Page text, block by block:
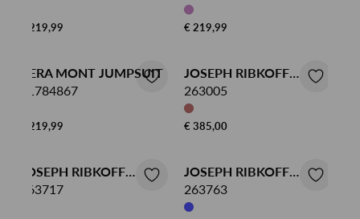
€ 219,99 € 219,99
VERA MONT JUMPSUIT
01784867
€ 219,99
JOSEPH RIBKOFF
JUMPSUIT
263005
€ 385,00
JOSEPH RIBKOFF
JUMPSUIT
263717
JOSEPH RIBKOFF
JUMPSUIT
263763